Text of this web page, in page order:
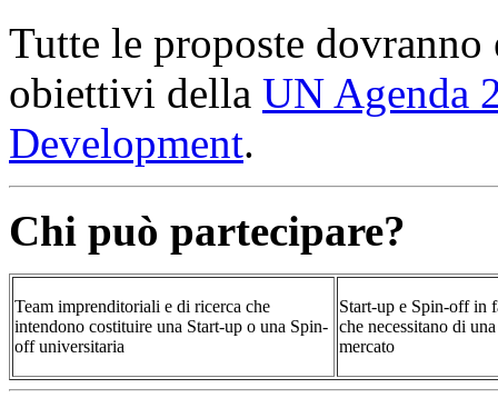
Tutte le proposte
obiettivi della UN Agenda
Development.
Chi può partecipare?
Team imprenditoriali e di ricerca che
intendono costituire una Start-up o una Spin-
off universitaria
Start-up e Spin-off in
che necessitano di
mercato